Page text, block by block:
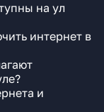
на ул
интернет в
и